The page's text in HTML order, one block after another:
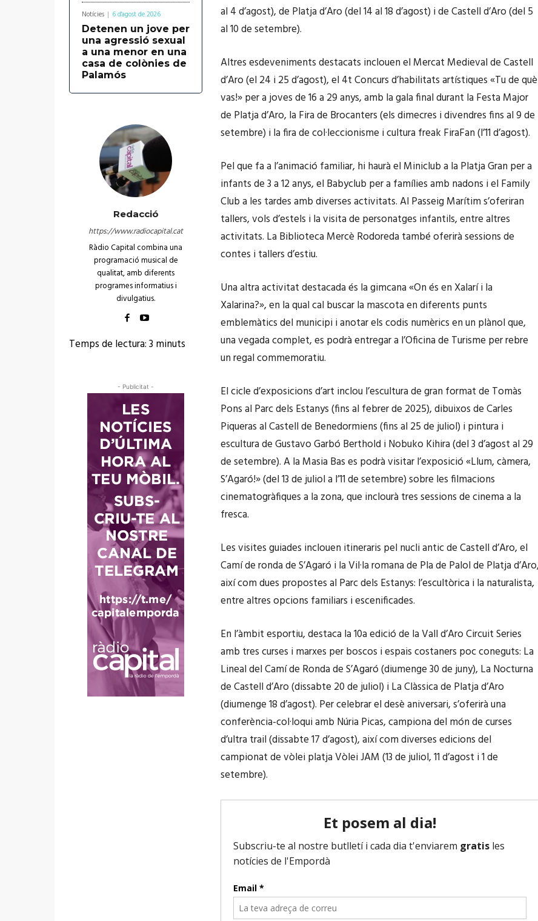
Notícies 6 d'agost de 2026
Detenen un jove per
una agressió sexual
a una menor en una
casa de colònies de
Palamós
Redacció
https://www.radiocapital.cat
Ràdio Capital combina una
programació musical de
qualitat, amb diferents
programes informatius i
divulgatius.
Temps de lectura:3 minuts
- Publicitat -
al 4 d’agost), de Platja d’Aro (del 14 al 18 d’agost) i de Castell d’Aro (del 5
al 10 de setembre).
Altres esdeveniments destacats inclouen el Mercat Medieval de Castell
d’Aro (el 24 i 25 d’agost), el 4t Concurs d’habilitats artístiques «Tu de què
vas!» per a joves de 16 a 29 anys, amb la gala final durant la Festa Major
de Platja d’Aro, la Fira de Brocanters (els dimecres i divendres fins al 9 de
setembre) i la fira de col·leccionisme i cultura freak FiraFan (l’11 d’agost).
Pel que fa a l’animació familiar, hi haurà el Miniclub a la Platja Gran per a
infants de 3 a 12 anys, el Babyclub per a famílies amb nadons i el Family
Club a les tardes amb diverses activitats. Al Passeig Marítim s’oferiran
tallers, vols d’estels i la visita de personatges infantils, entre altres
activitats. La Biblioteca Mercè Rodoreda també oferirà sessions de
contes i tallers d’estiu.
Una altra activitat destacada és la gimcana «On és en Xalarí i la
Xalarina?», en la qual cal buscar la mascota en diferents punts
emblemàtics del municipi i anotar els codis numèrics en un plànol que,
una vegada complet, es podrà entregar a l’Oficina de Turisme per rebre
un regal commemoratiu.
El cicle d’exposicions d’art inclou l’escultura de gran format de Tomàs
Pons al Parc dels Estanys (fins al febrer de 2025), dibuixos de Carles
Piqueras al Castell de Benedormiens (fins al 25 de juliol) i pintura i
escultura de Gustavo Garbó Berthold i Nobuko Kihira (del 3 d’agost al 29
de setembre). A la Masia Bas es podrà visitar l’exposició «Llum, càmera,
S’Agaró!» (del 13 de juliol a l’11 de setembre) sobre les filmacions
cinematogràfiques a la zona, que inclourà tres sessions de cinema a la
fresca.
Les visites guiades inclouen itineraris pel nucli antic de Castell d’Aro, el
Camí de ronda de S’Agaró i la Vil·la romana de Pla de Palol de Platja d’Aro,
així com dues propostes al Parc dels Estanys: l’escultòrica i la naturalista,
entre altres opcions familiars i escenificades.
En l’àmbit esportiu, destaca la 10a edició de la Vall d’Aro Circuit Series
amb tres curses i marxes per boscos i espais costaners poc coneguts: La
Lineal del Camí de Ronda de S’Agaró (diumenge 30 de juny), La Nocturna
de Castell d’Aro (dissabte 20 de juliol) i La Clàssica de Platja d’Aro
(diumenge 18 d’agost). Per celebrar el desè aniversari, s’oferirà una
conferència-col·loqui amb Núria Picas, campiona del món de curses
d’ultra trail (dissabte 17 d’agost), així com diverses edicions del
campionat de vòlei platja Vòlei JAM (13 de juliol, 11 d’agost i 1 de
setembre).